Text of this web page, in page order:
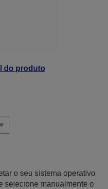
do produto
o seu sistema operativo
selecione manualmente o